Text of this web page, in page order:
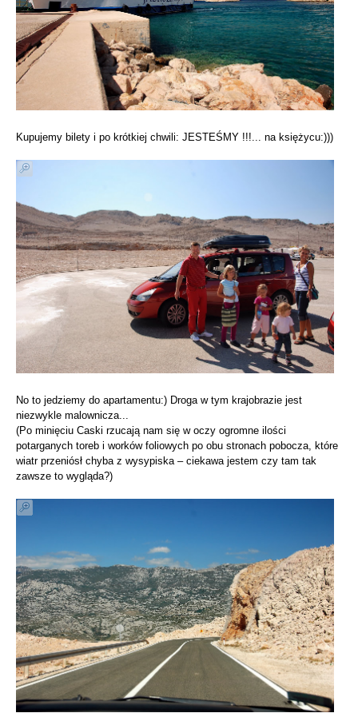
Kupujemy bilety i po krótkiej chwili: JESTEŚMY !!!... na księżycu:)))
No to jedziemy do apartamentu:) Droga w tym krajobrazie jest
niezwykle malownicza...
(Po minięciu Caski rzucają nam się w oczy ogromne ilości
potarganych toreb i worków foliowych po obu stronach pobocza, które
wiatr przeniósł chyba z wysypiska – ciekawa jestem czy tam tak
zawsze to wygląda?)